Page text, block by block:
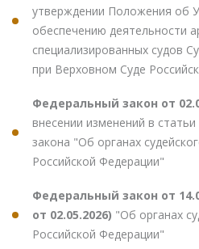
утверждении Положения об
обеспечению деятельности
специализированных судов
при Верховном Суде
Федеральный закон от
внесении изменений в
закона "Об органах
Российской Федерации"
Федеральный закон от
от 02.05.2026) "Об органах
Российской Федерации"